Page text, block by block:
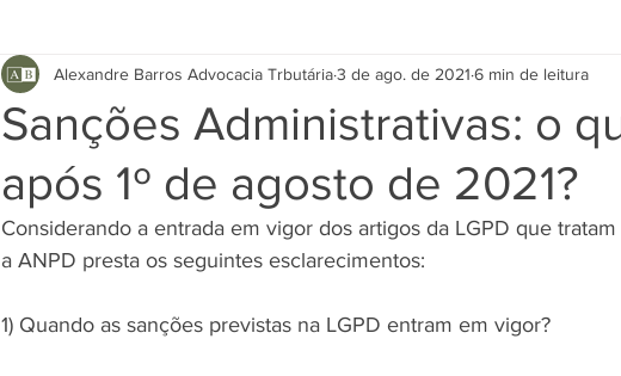
Sanções Administrativas: o
após 1º de agosto de 2021?
Alexandre Barros Advocacia Trbutária3 de ago. de 2021 6 min de leitura
Considerando a entrada em vigor dos artigos da LGPD que
a ANPD presta os seguintes esclarecimentos:
1) Quando as sanções previstas na LGPD entram em vigor?